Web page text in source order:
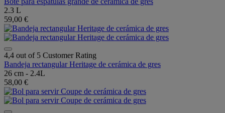
2.3 L
59,00 €
4,4 out of 5 Customer Rating
Bandeja rectangular Heritage de cerámica de gres
26 cm - 2.4L
58,00 €